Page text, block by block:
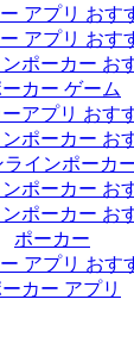
アプリ おす
アプリ おす
ポーカー お
カー ゲーム
アプリ おす
ポーカー お
ラインポーカ
ポーカー お
ポーカー お
ポーカー
アプリ おす
カー アプリ